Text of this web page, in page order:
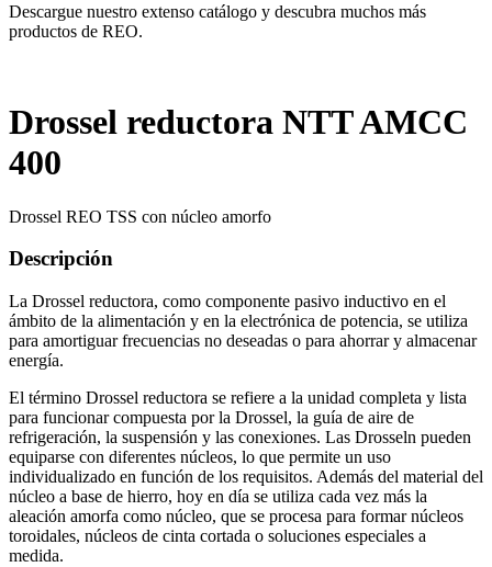
Descargue nuestro extenso catálogo y descubra muchos más
productos de REO.
Drossel reductora NTT AMCC
400
Drossel REO TSS con núcleo amorfo
Descripción
La Drossel reductora, como componente pasivo inductivo en el
ámbito de la alimentación y en la electrónica de potencia, se utiliza
para amortiguar frecuencias no deseadas o para ahorrar y almacenar
energía.
El término Drossel reductora se refiere a la unidad completa y lista
para funcionar compuesta por la Drossel, la guía de aire de
refrigeración, la suspensión y las conexiones. Las Drosseln pueden
equiparse con diferentes núcleos, lo que permite un uso
individualizado en función de los requisitos. Además del material del
núcleo a base de hierro, hoy en día se utiliza cada vez más la
aleación amorfa como núcleo, que se procesa para formar núcleos
toroidales, núcleos de cinta cortada o soluciones especiales a
medida.